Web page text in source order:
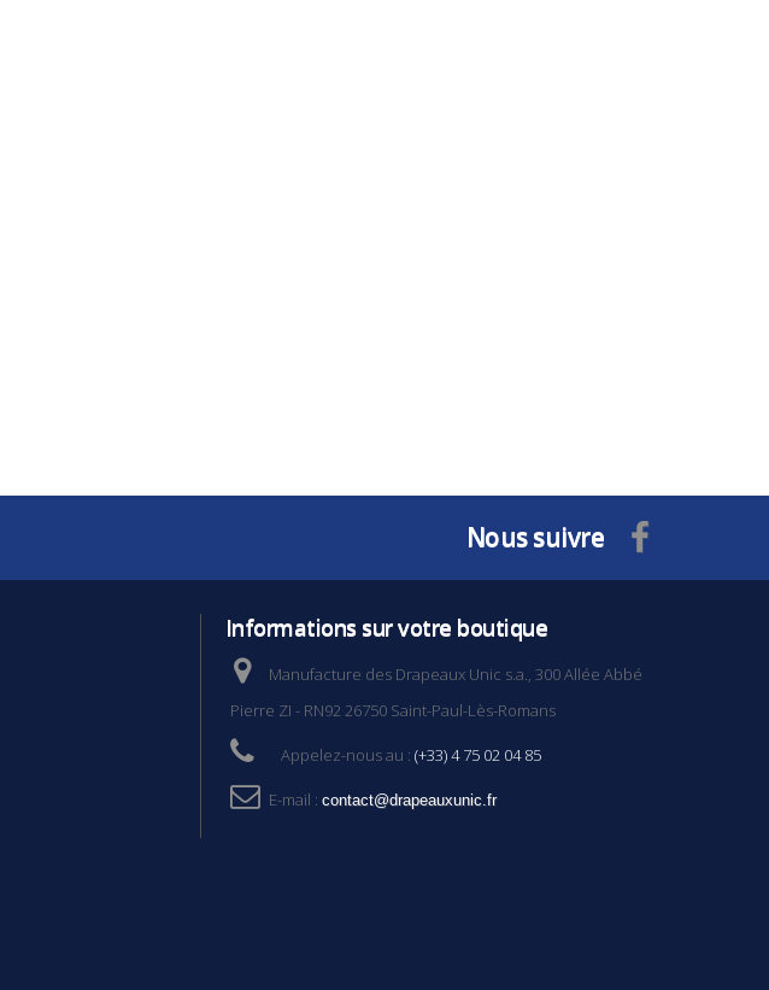
Nous suivre
Informations sur votre boutique
Manufacture des Drapeaux Unic s.a., 300 Allée Abbé
Pierre ZI - RN92 26750 Saint-Paul-Lès-Romans
Appelez-nous au : (+33) 4 75 02 04 85
E-mail : contact@drapeauxunic.fr